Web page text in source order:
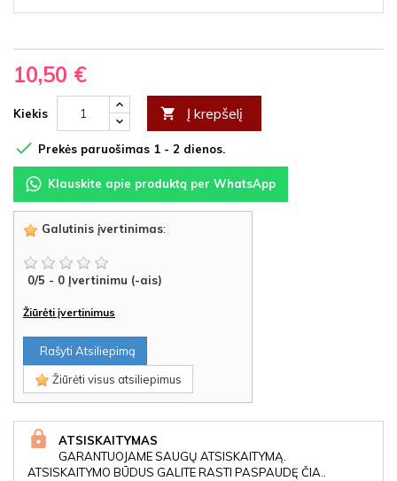
10,50 €
Kiekis  Į krepšelį
 Prekės paruošimas 1 - 2 dienos.
Klauskite apie produktą per WhatsApp
Galutinis įvertinimas:
0/5 - 0 Įvertinimu (-ais)
Žiūrėti įvertinimus
Rašyti Atsiliepimą
Žiūrėti visus atsiliepimus
ATSISKAITYMAS
GARANTUOJAME SAUGŲ ATSISKAITYMĄ.
ATSISKAITYMO BŪDUS GALITE RASTI PASPAUDĘ ČIA..